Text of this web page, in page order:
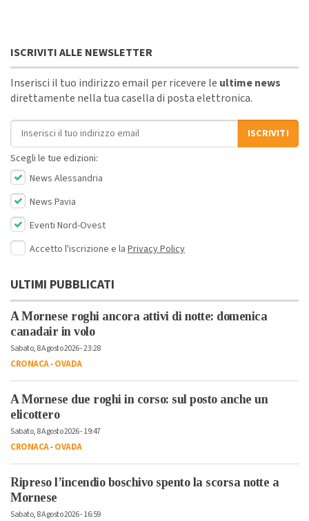
ISCRIVITI ALLE NEWSLETTER
Inserisci il tuo indirizzo email per ricevere le ultime news
direttamente nella tua casella di posta elettronica.
Indirizzo email
ISCRIVITI
Scegli le tue edizioni:
News Alessandria
News Pavia
Eventi Nord-Ovest
Accetto l'iscrizione e la Privacy Policy
ULTIMI PUBBLICATI
A Mornese roghi ancora attivi di notte: domenica
canadair in volo
Sabato, 8 Agosto 2026 - 23:28
CRONACA-OVADA
A Mornese due roghi in corso: sul posto anche un
elicottero
Sabato, 8 Agosto 2026 - 19:47
CRONACA-OVADA
Ripreso l’incendio boschivo spento la scorsa notte a
Mornese
Sabato, 8 Agosto 2026 - 16:59